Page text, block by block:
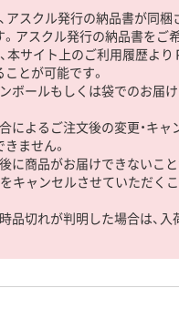
アスクル発行の納品書が同
アスクル発行の納品書をご
本サイト上のご利用履歴よ
とが可能です。
ボールもしくは袋でのお届
によるご注文後の変更・キャ
ません。
に商品がお届けできないこ
キャンセルさせていただく
品切れが判明した場合は、